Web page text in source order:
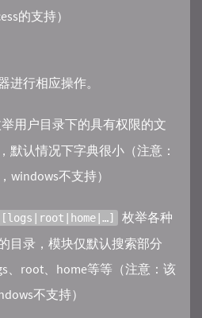
的支持）
进行相应操作。
用户目录下的具有权限的文
默认情况下字典很小（注意：
windows不支持）
枚举各种
目录，模块仅默认搜索部分
、root、home等等（注意：该
不支持）